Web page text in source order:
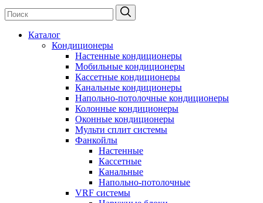
Каталог
Кондиционеры
Настенные кондиционеры
Мобильные кондиционеры
Кассетные кондиционеры
Канальные кондиционеры
Напольно-потолочные кондиционеры
Колонные кондиционеры
Оконные кондиционеры
Мульти сплит системы
Фанкойлы
Настенные
Кассетные
Канальные
Напольно-потолочные
VRF системы